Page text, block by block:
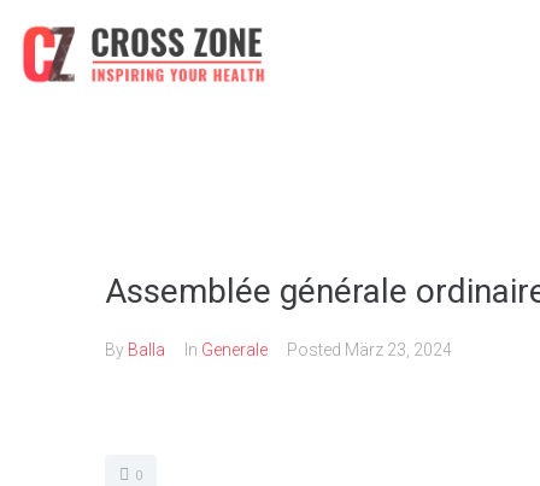
Assemblée générale
By Balla In Generale Posted März 23, 2024
0